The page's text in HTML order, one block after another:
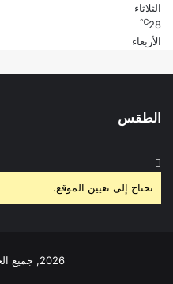
الثلاثاء
28
℃
الأربعاء
الطقس
تحتاج إلى تعيين الموقع.
2026, جميع الحقوق محفوظة©